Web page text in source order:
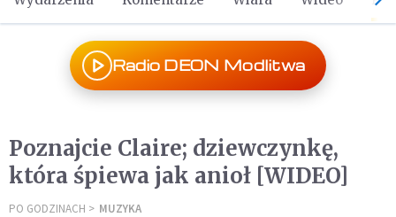
Radio DEON Modlitwa
Poznajcie Claire; dziewczynkę,
która śpiewa jak anioł [WIDEO]
PO GODZINACH MUZYKA